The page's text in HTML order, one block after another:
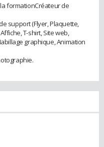
formationCréateur de
support (Flyer, Plaquette,
T-shirt, Site web,
graphique, Animation